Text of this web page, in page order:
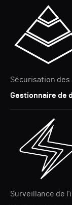
Sécurisation
Gestionnaire de
Surveillance de